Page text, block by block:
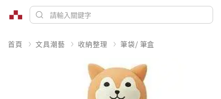
首頁 文具潮藝 收納整理 筆袋/ 筆盒